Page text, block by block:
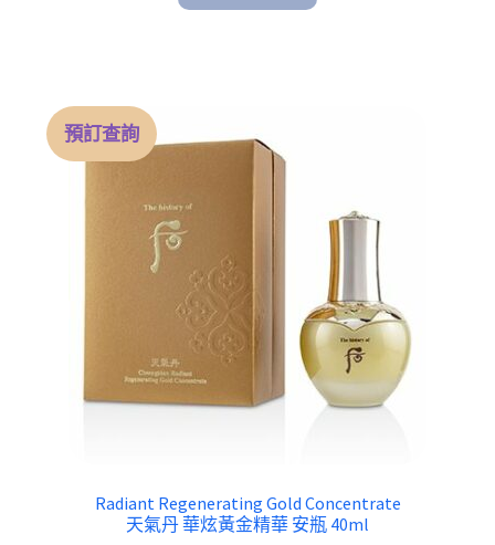
預訂查詢
Radiant Regenerating Gold Concentrate
天氣丹 華炫黃金精華 安瓶 40ml